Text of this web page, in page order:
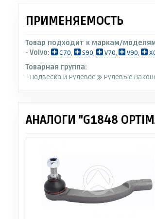
ПРИМЕНЯЕМОСТЬ
Товар подходит к маркам/
- Volvo: C70, S90, V70, V90,
Товарная группа:
- Подвеска и Рулевое
Рулевые
АНАЛОГИ "G1848